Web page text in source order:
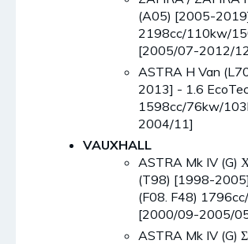
(A05) [2005-
2198cc/110kw/
[2005/07-2012/
ASTRA H Van
2013] - 1.6
1598cc/76kw/
2004/11]
VAUXHALL
ASTRA Mk IV (G)
(T98) [1998-
(F08. F48)
[2000/09-2005/
ASTRA Mk IV (G)